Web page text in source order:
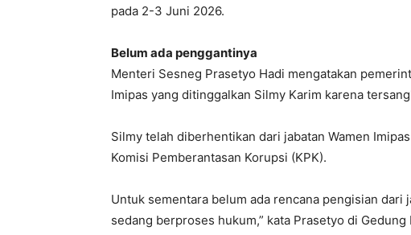
pada 2-3 Juni 2026.
Belum ada penggantinya
Menteri Sesneg Prasetyo Hadi mengatakan
Imipas yang ditinggalkan Silmy Karim karena
Silmy telah diberhentikan dari jabatan Wamen
Komisi Pemberantasan Korupsi (KPK).
Untuk sementara belum ada rencana pengisian dari
sedang berproses hukum,” kata Prasetyo di Gedung